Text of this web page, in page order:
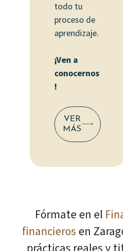
todo tu
proceso de
aprendizaje.
¡Ven a
conocernos
!
VER
MÁS
Fórmate en el
financieros en